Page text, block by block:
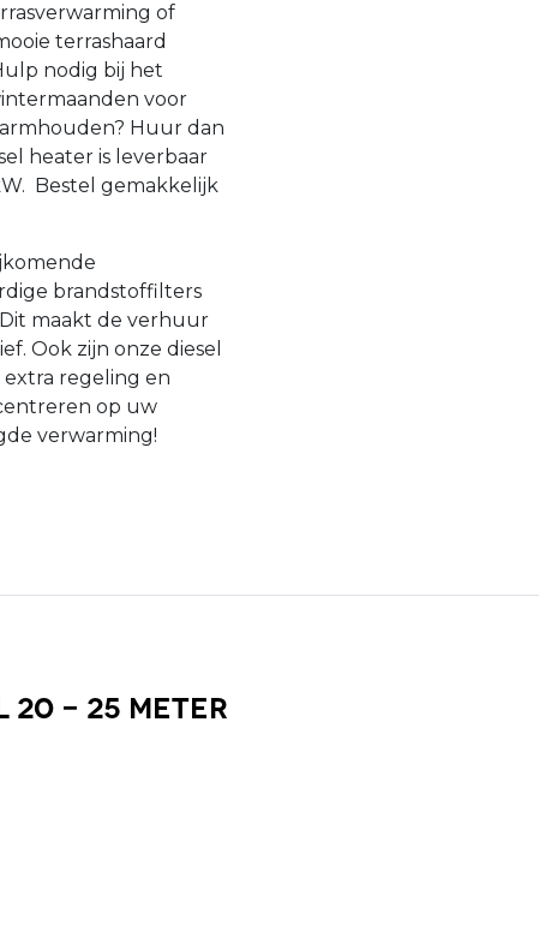
of
terrashaard
nodig bij het
voor
Huur dan
heater is leverbaar
Bestel gemakkelijk
brandstoffilters
maakt de verhuur
Ook zijn onze diesel
regeling en
op uw
verwarming!
20 - 25 meter